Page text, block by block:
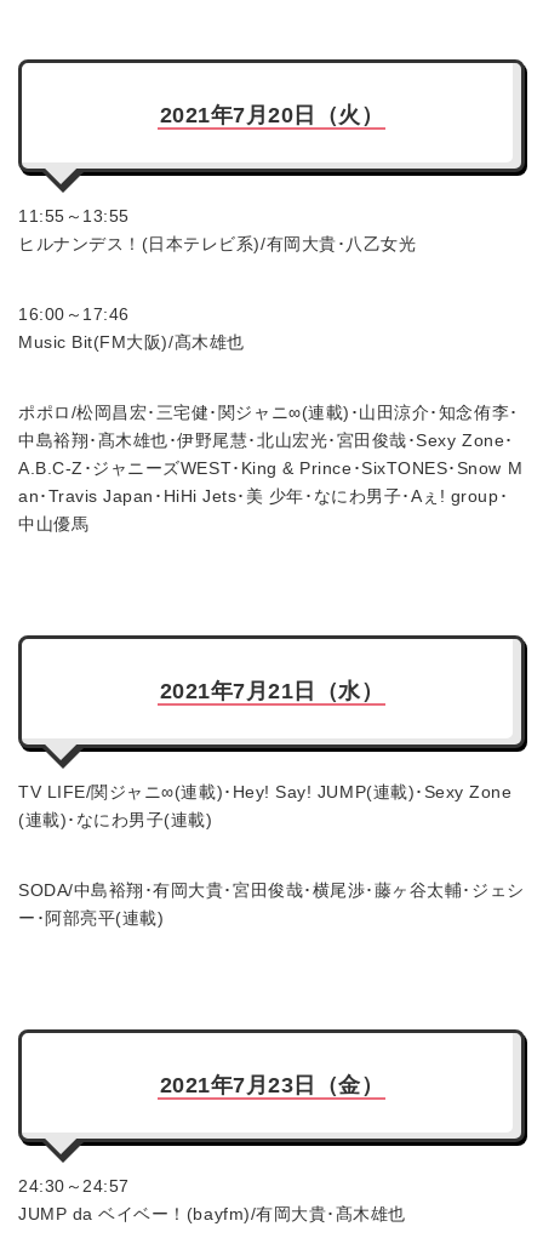
2021年7月20日（火）
11:55～13:55
ヒルナンデス！(日本テレビ系)/有岡大貴･八乙女光
16:00～17:46
Music Bit(FM大阪)/髙木雄也
ポポロ/松岡昌宏･三宅健･関ジャニ∞(連載)･山田涼介･知念侑李･
中島裕翔･髙木雄也･伊野尾慧･北山宏光･宮田俊哉･Sexy Zone･
A.B.C-Z･ジャニーズWEST･King & Prince･SixTONES･Snow M
an･Travis Japan･HiHi Jets･美 少年･なにわ男子･Aぇ! group･
中山優馬
2021年7月21日（水）
TV LIFE/関ジャニ∞(連載)･Hey! Say! JUMP(連載)･Sexy Zone
(連載)･なにわ男子(連載)
SODA/中島裕翔･有岡大貴･宮田俊哉･横尾渉･藤ヶ谷太輔･ジェシ
ー･阿部亮平(連載)
2021年7月23日（金）
24:30～24:57
JUMP da ベイベー！(bayfm)/有岡大貴･髙木雄也